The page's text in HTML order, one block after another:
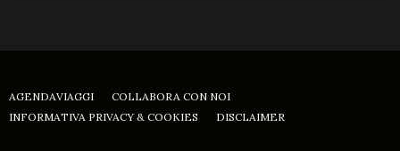
AGENDAVIAGGI
COLLABORA CON NOI
INFORMATIVA PRIVACY & COOKIES
DISCLAIMER